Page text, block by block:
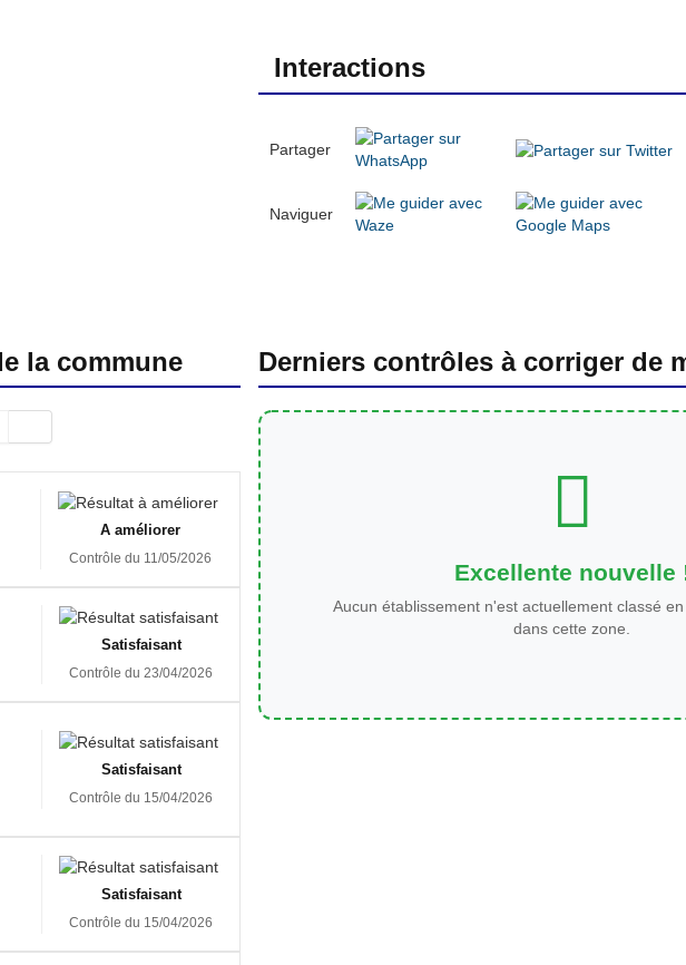
Interactions
Partager
Naviguer
la commune
A améliorer
Contrôle du 11/05/2026
Satisfaisant
Contrôle du 23/04/2026
Satisfaisant
Contrôle du 15/04/2026
Satisfaisant
Contrôle du 15/04/2026
Derniers contrôles à corriger de
Excellente nouvelle
Aucun établissement n'est actuellement classé
dans cette zone.